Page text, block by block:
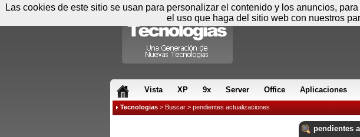
Vista XP 9x Server Office Aplicaciones
Tecnologias > Buscar > pendientes actualizaciones
pendientes
Las cookies de este sitio se usan para personalizar el contenido y los anuncios,
el uso que haga del sitio web con nuestros